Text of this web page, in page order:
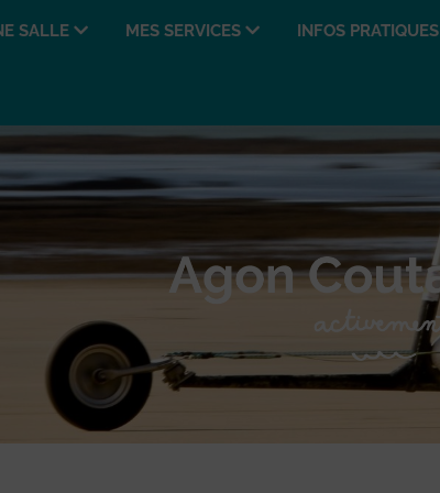
SALLE MES SERVICES INFOS PRATIQUES